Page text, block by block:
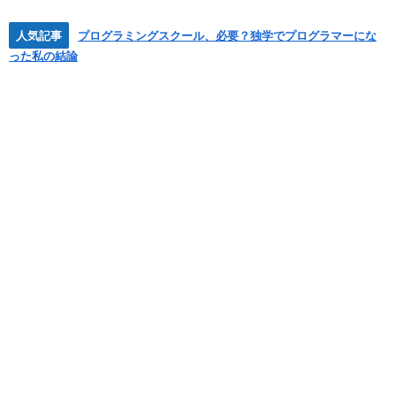
人気記事
プログラミングスクール、必要？独学でプログラマーにな
った私の結論